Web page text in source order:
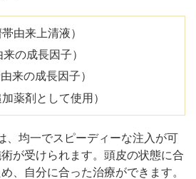
由来上清液）
の成長因子）
来の成長因子）
薬剤として使用）
、均一でスピーディーな注入が可
が受けられます。頭皮の状態に合
、自分に合った治療ができます。